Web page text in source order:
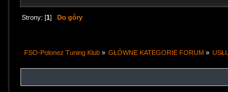
Strony: [1] Do góry
FSO-Polonez Tuning Klub» GŁÓWNE KATEGORIE FORUM »